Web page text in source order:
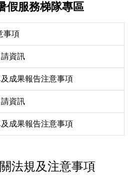
假服務梯隊專區
事項
資訊
成果報告注意事項
資訊
成果報告注意事項
法規及注意事項